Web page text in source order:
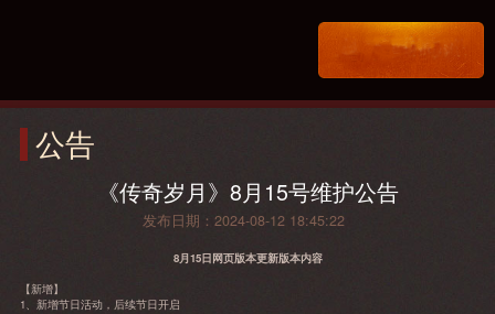
公告
《传奇岁月》8月15号维护公告
发布日期：2024-08-12 18:45:22
8月15日网页版本更新版本内容
【新增】
1、新增节日活动，后续节日开启